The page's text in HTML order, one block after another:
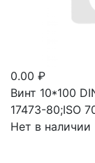
0.00 ₽
Винт 10*100
17473-80;ISO
Нет в наличии